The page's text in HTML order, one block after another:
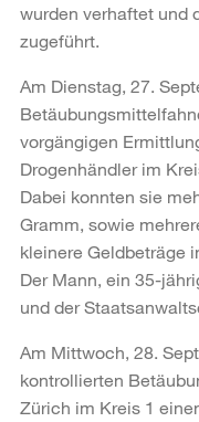
wurden verhaftet und
zugeführt.
Am Dienstag, 27.
vorgängigen
Drogenhändler im
Dabei konnten sie
Gramm, sowie
kleinere Geldbeträge
Der Mann, ein 35-
und der
Am Mittwoch, 28.
kontrollierten
Zürich im Kreis 1